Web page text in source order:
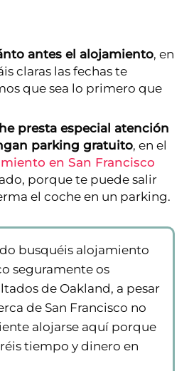
antes el alojamiento, en
claras las fechas te
que sea lo primero que
presta especial atención
parking gratuito, en el
en San Francisco
porque te puede salir
el coche en un parking.
busquéis alojamiento
seguramente os
de Oakland, a pesar
de San Francisco no
alojarse aquí porque
tiempo y dinero en